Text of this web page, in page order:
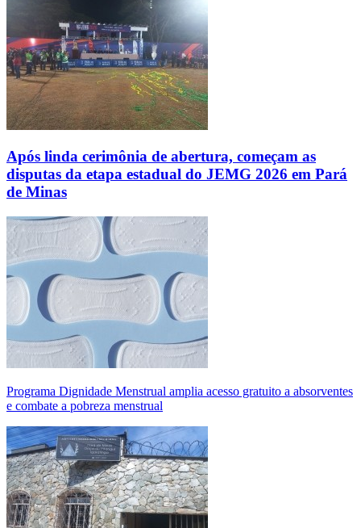
Após linda cerimônia de abertura, começam as
disputas da etapa estadual do JEMG 2026 em Pará
de Minas
Programa Dignidade Menstrual amplia acesso gratuito a absorventes
e combate a pobreza menstrual